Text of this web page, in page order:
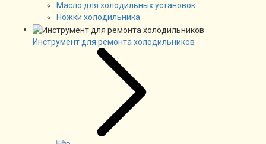
Масло для холодильных установок
Ножки холодильника
Инструмент для ремонта холодильников